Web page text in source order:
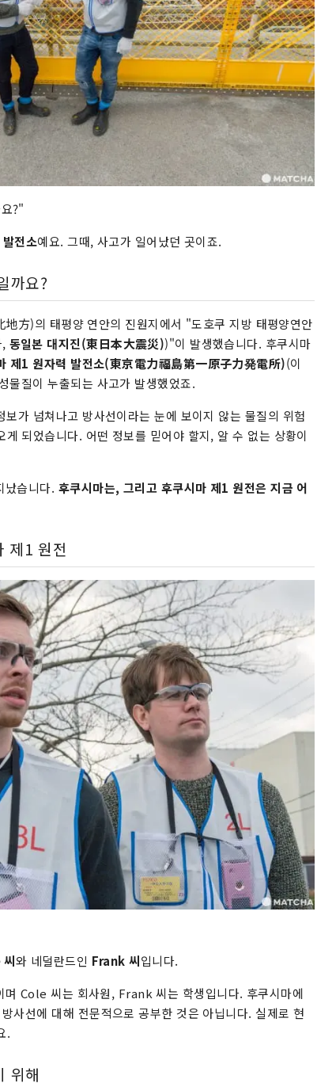
?"
전소예요. 그때, 사고가 일어났던 곳이죠.
까요?
方)의 태평양 연안의 진원지에서 "도호쿠 지방 태평양연안
동일본 대지진(東日本大震災))"이 발생했습니다. 후쿠시마
제1 원자력 발전소(東京電力福島第一原子力発電所)(이
물질이 누출되는 사고가 발생했었죠.
가 넘쳐나고 방사선이라는 눈에 보이지 않는 물질의 위험
되었습니다. 어떤 정보를 믿어야 할지, 알 수 없는 상황이
났습니다. 후쿠시마는, 그리고 후쿠시마 제1 원전은 지금 어
제1 원전
와 네덜란드인 Frank 씨입니다.
며 Cole 씨는 회사원, Frank 씨는 학생입니다. 후쿠시마에
사선에 대해 전문적으로 공부한 것은 아닙니다. 실제로 현
.
위해